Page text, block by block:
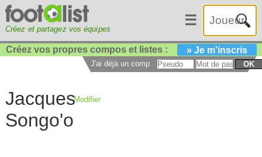
Créez et partagez vos équipes
☰
Créez vos propres compos et listes : » Je m'inscris
J'ai déjà un compte : OK
Jacques
Songo'o
Modifier